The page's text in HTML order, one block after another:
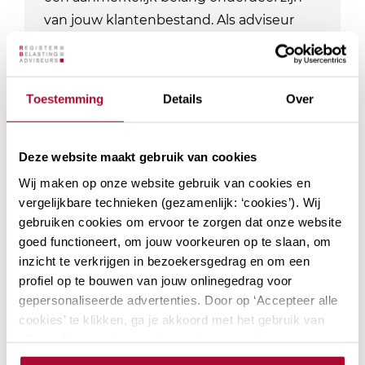
Toestemming Details Over
Deze website maakt gebruik van cookies
Wij maken op onze website gebruik van cookies en
vergelijkbare technieken (gezamenlijk: ‘cookies’). Wij
gebruiken cookies om ervoor te zorgen dat onze website
goed functioneert, om jouw voorkeuren op te slaan, om
inzicht te verkrijgen in bezoekersgedrag en om een
profiel op te bouwen van jouw onlinegedrag voor
gepersonaliseerde advertenties. Door op ‘Accepteer alle
cookies’ te klikken, ga je akkoord met het gebruik van
cookieverklaring.
van jouw klantenbestand. Als adviseur
ben je natuurlijk op de hoogte van de
laatste ontwikkelingen. Bij RB Academy…
Locaties: 2
Datum mogelijkheden: 3
PE-punten Fiscaal
12
Actualiteiten
inkomstenbelasting
Welke actualiteiten spelen er momenteel
in inkomstenbelasting? Besproken